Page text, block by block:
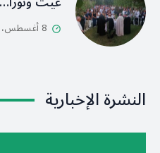
8 أغسطس، 2026
النشرة الإخبارية